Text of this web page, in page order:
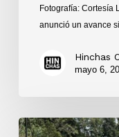
Fotografía: Cortesía
anunció un avance
Hinchas
mayo 6,
El